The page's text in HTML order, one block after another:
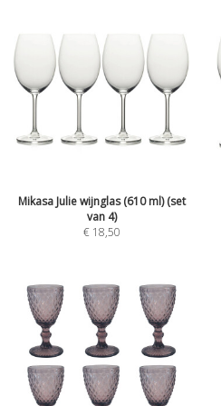
Mikasa Julie wijnglas (610 ml) (set
van 4)
€ 18,50